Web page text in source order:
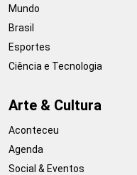
Mundo
Brasil
Esportes
Ciência e Tecnologia
Arte & Cultura
Aconteceu
Agenda
Social & Eventos